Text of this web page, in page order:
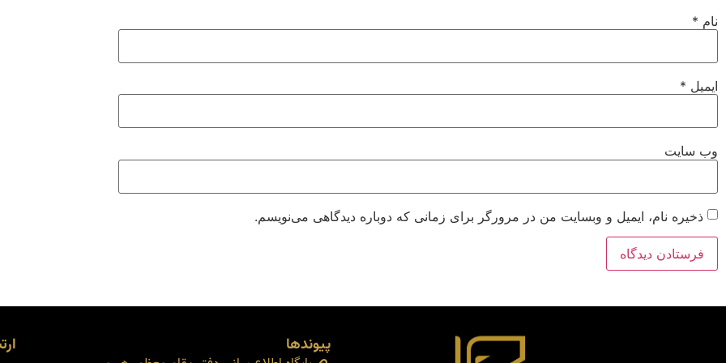
نام *
ایمیل *
وب‌ سایت
ذخیره نام، ایمیل و وبسایت من در مرورگر برای زمانی که دوباره دیدگاهی می‌نویسم.
پیوندها